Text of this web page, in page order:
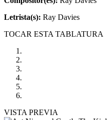
Letrista(s): Ray Davies
TOCAR ESTA TABLATURA
VISTA PREVIA